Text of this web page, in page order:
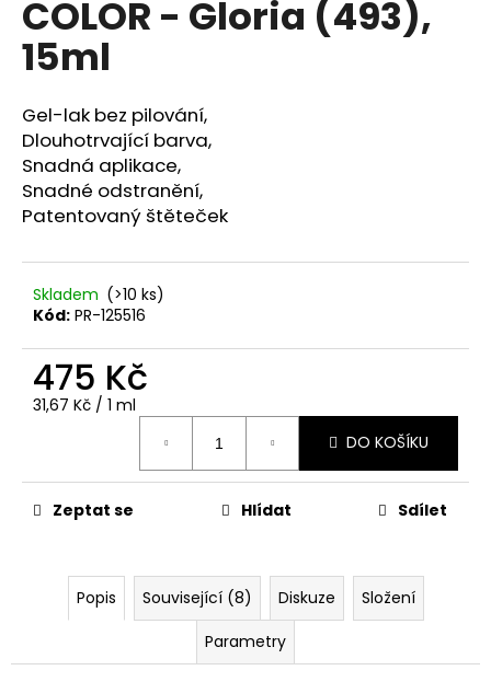
COLOR - Gloria (493),
15ml
Gel-lak bez pilování,
Dlouhotrvající barva,
Snadná aplikace,
Snadné odstranění,
Patentovaný štěteček
Skladem (>10 ks)
Kód: PR-125516
475 Kč
Měrná
31,67 Kč / 1 ml
DO KOŠÍKU
Zeptat se Hlídat Sdílet
Popis Související (8) Diskuze
Složení
Parametry
a
j
t
?
D
o
p
u